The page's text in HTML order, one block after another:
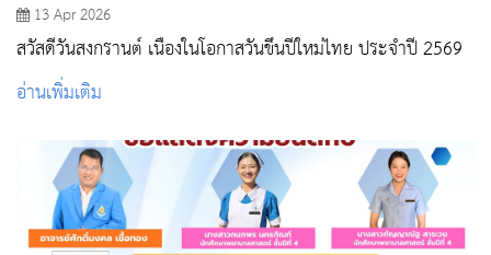
13 Apr 2026
สวัสดีวันสงกรานต์ เนื่องในโอกาสวันขึ้นปีใหม่ไทย ประจำปี 2569
อ่านเพิ่มเติม